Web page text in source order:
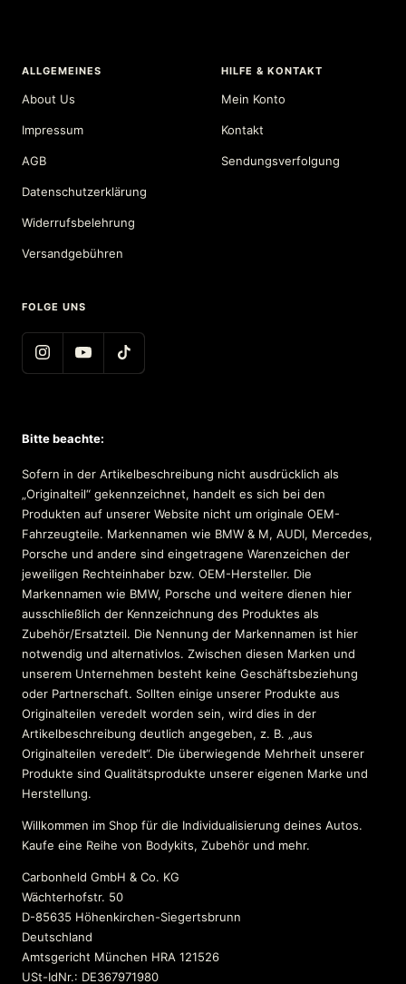
ALLGEMEINES
About Us
Impressum
AGB
Datenschutzerklärung
Widerrufsbelehrung
Versandgebühren
HILFE & KONTAKT
Mein Konto
Kontakt
Sendungsverfolgung
FOLGE UNS
Bitte beachte:
Sofern in der Artikelbeschreibung nicht ausdrücklich als
„Originalteil“ gekennzeichnet, handelt es sich bei den
Produkten auf unserer Website nicht um originale OEM-
Fahrzeugteile. Markennamen wie BMW & M, AUDI, Mercedes,
Porsche und andere sind eingetragene Warenzeichen der
jeweiligen Rechteinhaber bzw. OEM-Hersteller. Die
Markennamen wie BMW, Porsche und weitere dienen hier
ausschließlich der Kennzeichnung des Produktes als
Zubehör/Ersatzteil. Die Nennung der Markennamen ist hier
notwendig und alternativlos. Zwischen diesen Marken und
unserem Unternehmen besteht keine Geschäftsbeziehung
oder Partnerschaft. Sollten einige unserer Produkte aus
Originalteilen veredelt worden sein, wird dies in der
Artikelbeschreibung deutlich angegeben, z. B. „aus
Originalteilen veredelt“. Die überwiegende Mehrheit unserer
Produkte sind Qualitätsprodukte unserer eigenen Marke und
Herstellung.
Willkommen im Shop für die Individualisierung deines Autos.
Kaufe eine Reihe von Bodykits, Zubehör und mehr.
Carbonheld GmbH & Co. KG
Wächterhofstr. 50
D-85635 Höhenkirchen-Siegertsbrunn
Deutschland
Amtsgericht München HRA 121526
USt-IdNr.: DE367971980